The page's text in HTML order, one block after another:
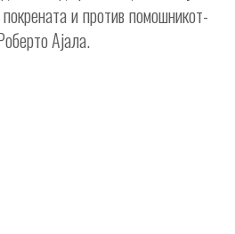
и против помошникот-
Ајала.